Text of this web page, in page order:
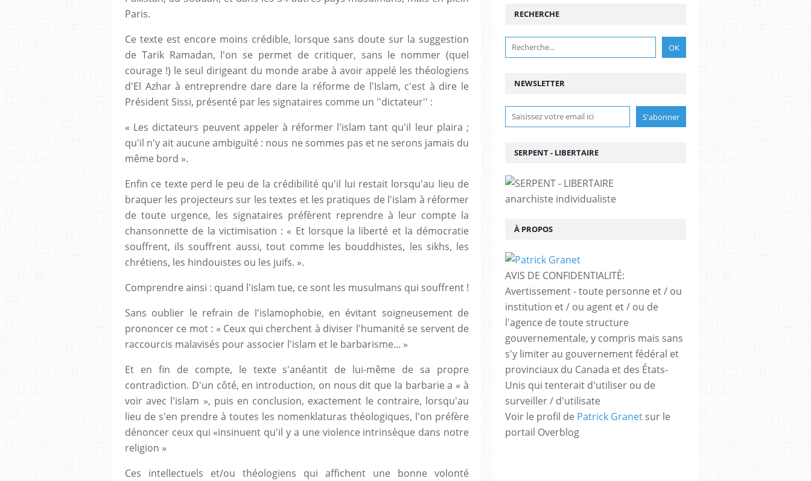
Paris.
Ce texte est encore moins crédible, lorsque sans doute sur la suggestion
de Tarik Ramadan, l'on se permet de critiquer, sans le nommer (quel
courage !) le seul dirigeant du monde arabe à avoir appelé les théologiens
d'El Azhar à entreprendre dare dare la réforme de l'Islam, c'est à dire le
Président Sissi, présenté par les signataires comme un ''dictateur'' :
« Les dictateurs peuvent appeler à réformer l'islam tant qu'il leur plaira ;
qu'il n'y ait aucune ambiguïté : nous ne sommes pas et ne serons jamais du
même bord ».
Enfin ce texte perd le peu de la crédibilité qu'il lui restait lorsqu'au lieu de
braquer les projecteurs sur les textes et les pratiques de l'islam à réformer
de toute urgence, les signataires préfèrent reprendre à leur compte la
chansonnette de la victimisation : « Et lorsque la liberté et la démocratie
souffrent, ils souffrent aussi, tout comme les bouddhistes, les sikhs, les
chrétiens, les hindouistes ou les juifs. ».
Comprendre ainsi : quand l'islam tue, ce sont les musulmans qui souffrent !
Sans oublier le refrain de l'islamophobie, en évitant soigneusement de
prononcer ce mot : « Ceux qui cherchent à diviser l'humanité se servent de
raccourcis malavisés pour associer l'islam et le barbarisme... »
Et en fin de compte, le texte s'anéantit de lui-même de sa propre
contradiction. D'un côté, en introduction, on nous dit que la barbarie a « à
voir avec l'islam », puis en conclusion, exactement le contraire, lorsqu'au
lieu de s'en prendre à toutes les nomenklaturas théologiques, l'on préfère
dénoncer ceux qui «insinuent qu'il y a une violence intrinsèque dans notre
religion »
Ces intellectuels et/ou théologiens qui affichent une bonne volonté
NEWSLETTER
RECHERCHE
SERPENT - LIBERTAIRE
anarchiste individualiste
À PROPOS
AVIS DE CONFIDENTIALITÉ:
Avertissement - toute personne et / ou
institution et / ou agent et / ou de
l'agence de toute structure
gouvernementale, y compris mais sans
s'y limiter au gouvernement fédéral et
provinciaux du Canada et des États-
Unis qui tenterait d'utiliser ou de
surveiller / d'utilisate
Voir le profil de Patrick Granet sur le
portail Overblog